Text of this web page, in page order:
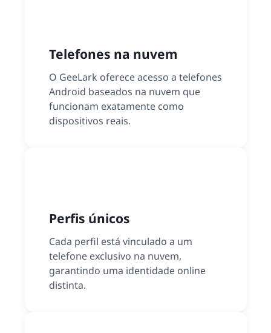
Telefones na nuvem
O GeeLark oferece acesso a telefones
Android baseados na nuvem que
funcionam exatamente como
dispositivos reais.
Perfis únicos
Cada perfil está vinculado a um
telefone exclusivo na nuvem,
garantindo uma identidade online
distinta.